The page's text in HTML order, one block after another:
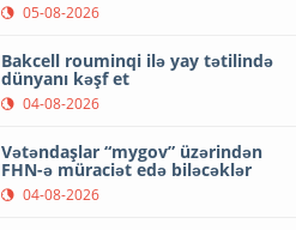
05-08-2026
Bakcell rouminqi ilə yay tətilində
dünyanı kəşf et
04-08-2026
Vətəndaşlar “mygov” üzərindən
FHN-ə müraciət edə biləcəklər
04-08-2026